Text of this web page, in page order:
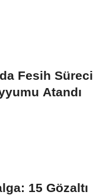
Fesih Süreci
Atandı
15 Gözaltı